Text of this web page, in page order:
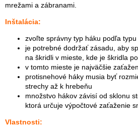
mrežami a zábranami.
Inštalácia:
zvoľte správny typ háku podľa
je potrebné dodržať zásadu, aby
na škridli v mieste, kde je škridla
v tomto mieste je najväčšie
protisnehové háky musia byť
strechy až k hrebeňu
množstvo hákov závisí od sklonu
ktorá určuje výpočtové zaťaženie
Vlastnosti: